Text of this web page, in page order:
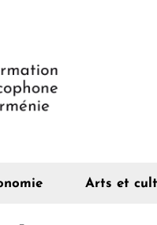
Arts et